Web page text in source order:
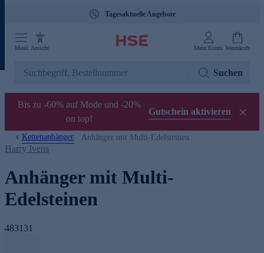
Tagesaktuelle Angebote
Menü Ansicht Mein Konto Warenkorb
Suchen
Bis zu -60% auf Mode und -20%
on top!
Gutschein aktivieren
Kettenanhänger Anhänger mit Multi-Edelsteinen
Harry Ivens
Anhänger mit Multi-
Edelsteinen
483131